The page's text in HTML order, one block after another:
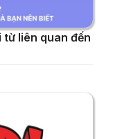
từ liên quan đến